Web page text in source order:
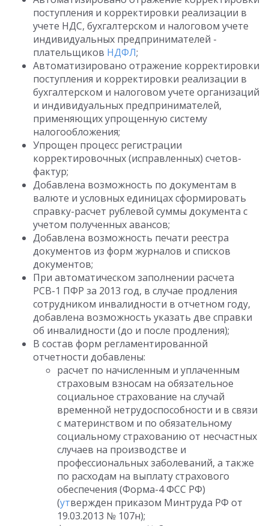
поступления и корректировки реализации в
учете НДС, бухгалтерском и налоговом учете
индивидуальных предпринимателей -
плательщиков НДФЛ;
Автоматизировано отражение корректировки
поступления и корректировки реализации в
бухгалтерском и налоговом учете организаций
и индивидуальных предпринимателей,
применяющих упрощенную систему
налогообложения;
Упрощен процесс регистрации
корректировочных (исправленных) счетов-
фактур;
Добавлена возможность по документам в
валюте и условных единицах сформировать
справку-расчет рублевой суммы документа с
учетом полученных авансов;
Добавлена возможность печати реестра
документов из форм журналов и списков
документов;
При автоматическом заполнении расчета
РСВ-1 ПФР за 2013 год, в случае продления
сотрудником инвалидности в отчетном году,
добавлена возможность указать две справки
об инвалидности (до и после продления);
В состав форм регламентированной
отчетности добавлены:
расчет по начисленным и уплаченным
страховым взносам на обязательное
социальное страхование на случай
временной нетрудоспособности и в связи
с материнством и по обязательному
социальному страхованию от несчастных
случаев на производстве и
профессиональных заболеваний, а также
по расходам на выплату страхового
обеспечения (Форма-4 ФСС РФ)
(утвержден приказом Минтруда РФ от
19.03.2013 № 107н);